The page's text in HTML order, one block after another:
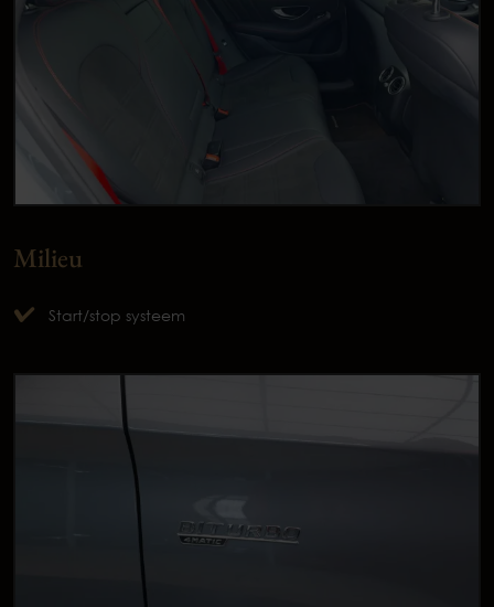
Milieu
Start/stop systeem